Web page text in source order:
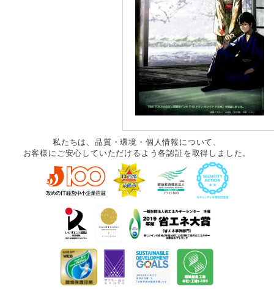
私たちは、品質・環境・個人情報について、
お客様にご安心していただけるよう各認証を取得しました。